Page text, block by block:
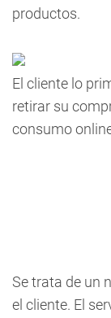
productos.
El cliente lo
retirar su
consumo
Se trata de un
el cliente. El